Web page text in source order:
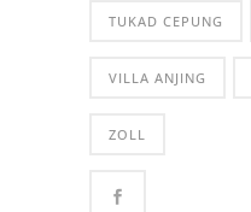
TUKAD CEPUNG
VILLA ANJING
ZOLL